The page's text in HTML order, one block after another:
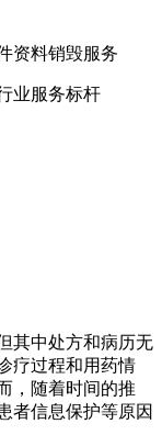
资料销毁服务
业服务标杆
其中处方和病历无
疗过程和用药情
，随着时间的推
者信息保护等原因